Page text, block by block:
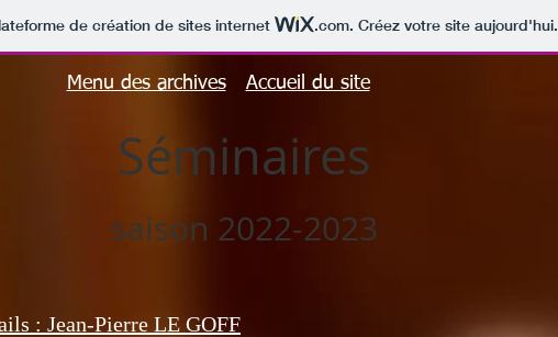
de création de sites internet .com. Créez votre site aujourd'hui.
Menu des archives Accueil du site
Séminaires
saison 2022-2023
: Jean-Pierre LE GOFF